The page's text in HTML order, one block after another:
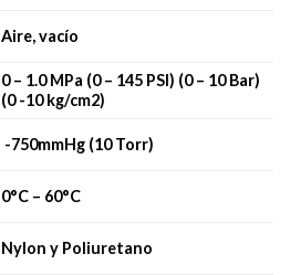
Aire, vacío
0 – 1.0 MPa (0 – 145 PSI) (0 – 10 Bar)
(0 -10 kg/cm2)
-750mmHg (10 Torr)
0°C – 60°C
Nylon y Poliuretano